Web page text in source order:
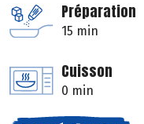
Préparation
15 min
Cuisson
0 min